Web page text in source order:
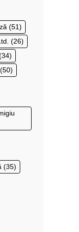
(51)
(26)
(50)
(35)